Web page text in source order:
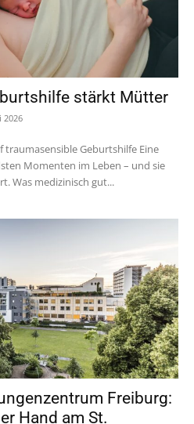
stärkt Mütter
2026
Geburtshilfe Eine
Momenten im Leben – und sie
Was medizinisch gut...
Freiburg:
Hand am St.